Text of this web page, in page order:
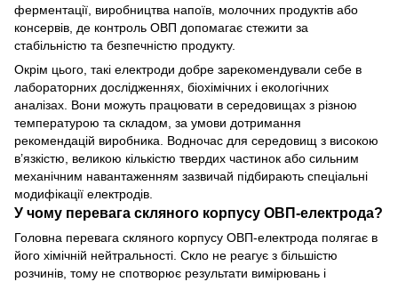
ферментації, виробництва напоїв, молочних продуктів або
консервів, де контроль ОВП допомагає стежити за
стабільністю та безпечністю продукту.
Окрім цього, такі електроди добре зарекомендували себе в
лабораторних дослідженнях, біохімічних і екологічних
аналізах. Вони можуть працювати в середовищах з різною
температурою та складом, за умови дотримання
рекомендацій виробника. Водночас для середовищ з високою
в’язкістю, великою кількістю твердих частинок або сильним
механічним навантаженням зазвичай підбирають спеціальні
модифікації електродів.
У чому перевага скляного корпусу ОВП-електрода?
Головна перевага скляного корпусу ОВП-електрода полягає в
його хімічній нейтральності. Скло не реагує з більшістю
розчинів, тому не спотворює результати вимірювань і